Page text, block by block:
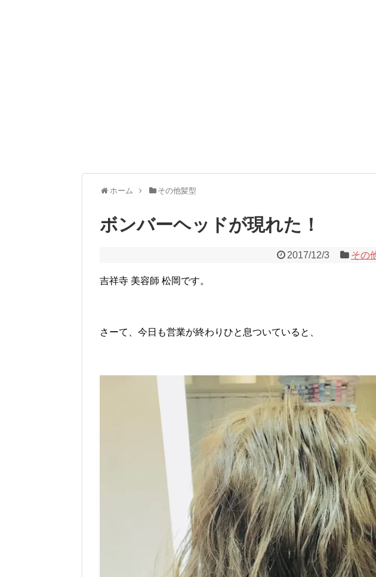
ホーム その他髪型
ボンバーヘッドが現れた！
2017/12/3 その
吉祥寺 美容師 松岡です。
さーて、今日も営業が終わりひと息ついていると、